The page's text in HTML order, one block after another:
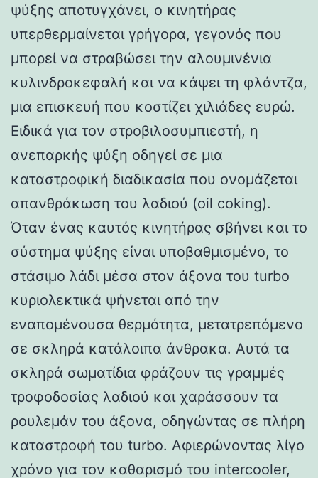
ψύξης αποτυγχάνει, ο κινητήρας
υπερθερμαίνεται γρήγορα, γεγονός που
μπορεί να στραβώσει την αλουμινένια
κυλινδροκεφαλή και να κάψει τη φλάντζα,
μια επισκευή που κοστίζει χιλιάδες ευρώ.
Ειδικά για τον στροβιλοσυμπιεστή, η
ανεπαρκής ψύξη οδηγεί σε μια
καταστροφική διαδικασία που ονομάζεται
απανθράκωση του λαδιού (oil coking).
Όταν ένας καυτός κινητήρας σβήνει και το
σύστημα ψύξης είναι υποβαθμισμένο, το
στάσιμο λάδι μέσα στον άξονα του turbo
κυριολεκτικά ψήνεται από την
εναπομένουσα θερμότητα, μετατρεπόμενο
σε σκληρά κατάλοιπα άνθρακα. Αυτά τα
σκληρά σωματίδια φράζουν τις γραμμές
τροφοδοσίας λαδιού και χαράσσουν τα
ρουλεμάν του άξονα, οδηγώντας σε πλήρη
καταστροφή του turbo. Αφιερώνοντας λίγο
χρόνο για τον καθαρισμό του intercooler,